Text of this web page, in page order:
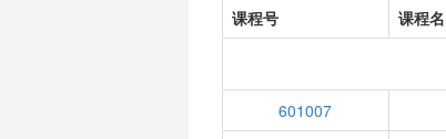
课程号 课程名
601007